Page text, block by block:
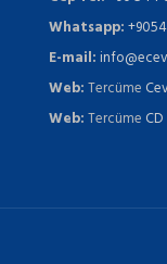
Whatsapp:
E-mail:
Web:Tercüme
Web:Tercüme